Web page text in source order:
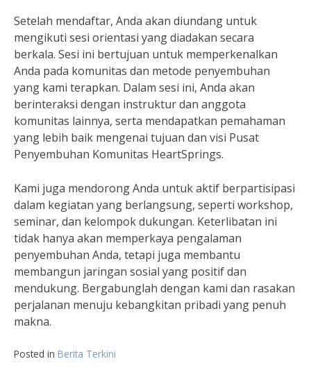
Setelah mendaftar, Anda akan diundang untuk
mengikuti sesi orientasi yang diadakan secara
berkala. Sesi ini bertujuan untuk memperkenalkan
Anda pada komunitas dan metode penyembuhan
yang kami terapkan. Dalam sesi ini, Anda akan
berinteraksi dengan instruktur dan anggota
komunitas lainnya, serta mendapatkan pemahaman
yang lebih baik mengenai tujuan dan visi Pusat
Penyembuhan Komunitas HeartSprings.
Kami juga mendorong Anda untuk aktif berpartisipasi
dalam kegiatan yang berlangsung, seperti workshop,
seminar, dan kelompok dukungan. Keterlibatan ini
tidak hanya akan memperkaya pengalaman
penyembuhan Anda, tetapi juga membantu
membangun jaringan sosial yang positif dan
mendukung. Bergabunglah dengan kami dan rasakan
perjalanan menuju kebangkitan pribadi yang penuh
makna.
Posted in Berita Terkini